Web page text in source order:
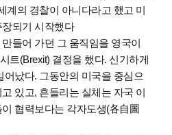
계의 경찰이 아니다라고 했고 미
되기 시작했다
들어 가던 그 움직임을 영국이
트(Brexit) 결정을 했다. 신기하게
어났다. 그동안의 미국을 중심으
있고, 흔들리는 실체는 자국 이
협력보다는 각자도생(各自圖